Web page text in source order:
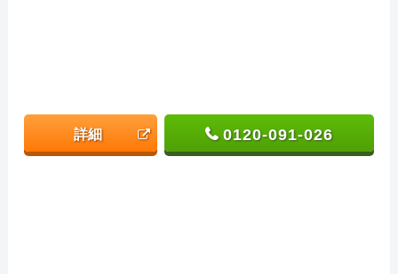
詳細 0120-091-026